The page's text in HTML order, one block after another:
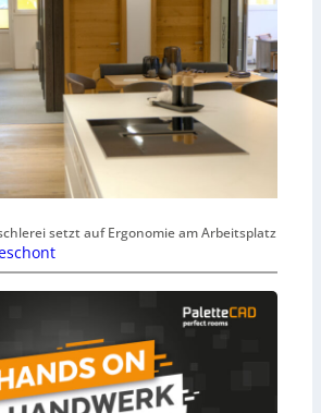
setzt auf Ergonomie am Arbeitsplatz